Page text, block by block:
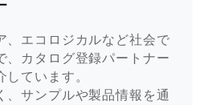
、エコロジカルなど社会で
、カタログ登録パートナー
ています。
、サンプルや製品情報を通